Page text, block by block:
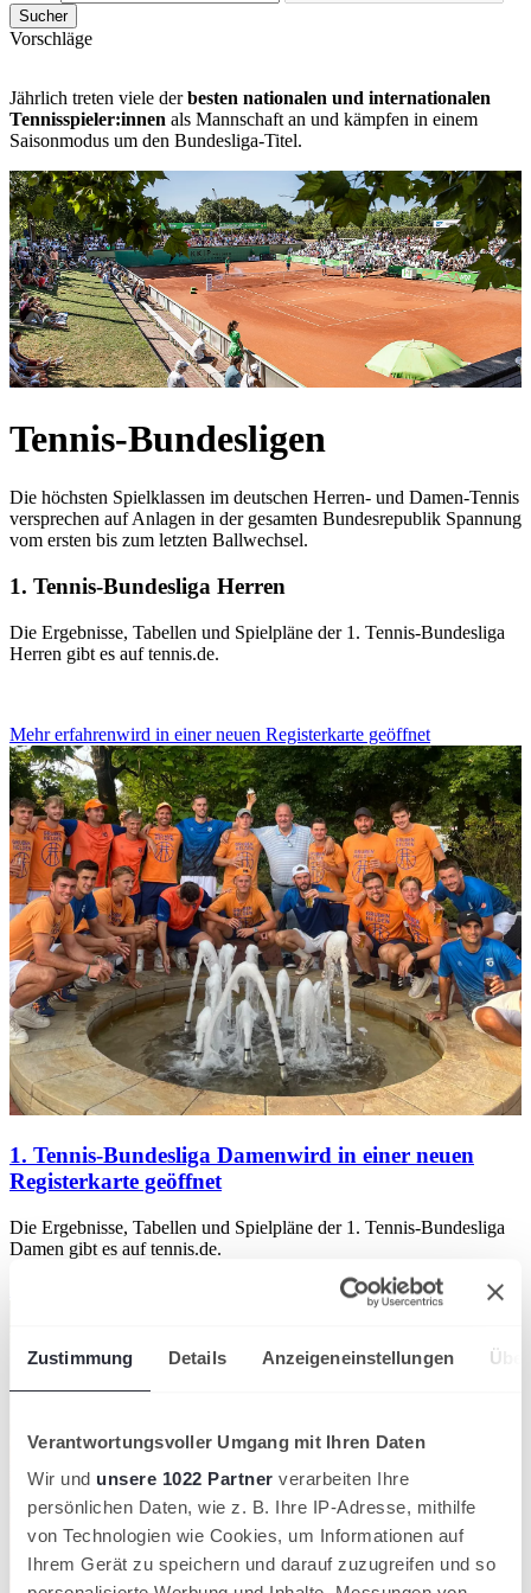
Zustimmung Details Anzeigeneinstellungen
Verantwortungsvoller Umgang mit Ihren Daten
Wir und unsere 1022 Partner verarbeiten Ihre
persönlichen Daten, wie z. B. Ihre IP-Adresse, mithilfe
von Technologien wie Cookies, um Informationen auf
Ihrem Gerät zu speichern und darauf zuzugreifen und so
Sucher
Vorschläge
Jährlich treten viele derbesten nationalen und internationalen
Tennisspieler:innen als Mannschaft an und kämpfen in einem
Saisonmodus um den Bundesliga-Titel.
Tennis-Bundesligen
Die höchsten Spielklassen im deutschen Herren- und Damen-Tennis
versprechen auf Anlagen in der gesamten Bundesrepublik Spannung
vom ersten bis zum letzten Ballwechsel.
1. Tennis-Bundesliga Herren
Die Ergebnisse, Tabellen und Spielpläne der 1. Tennis-Bundesliga
Herren gibt es auf tennis.de.
Mehr erfahrenwird in einer neuen Registerkarte geöffnet
1. Tennis-Bundesliga Damenwird in einer neuen
Registerkarte geöffnet
Die Ergebnisse, Tabellen und Spielpläne der 1. Tennis-Bundesliga
Damen gibt es auf tennis.de.
wird in einer neuen Registerkarte geöffnet